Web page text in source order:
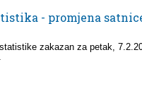
- promjena
zakazan za petak,